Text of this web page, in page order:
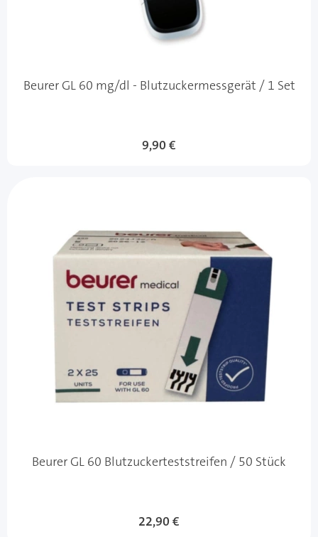
Beurer GL 60 mg/dl - Blutzuckermessgerät / 1 Set
9,90 €
Beurer GL 60 Blutzuckerteststreifen / 50 Stück
22,90 €